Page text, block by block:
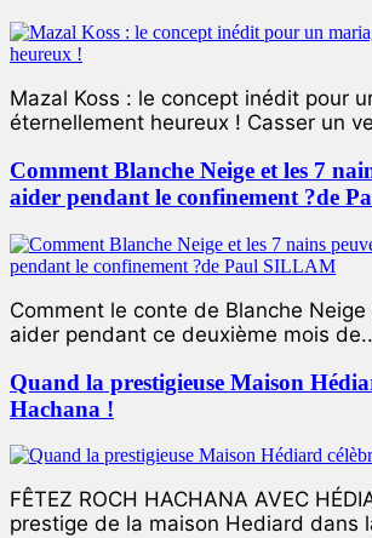
Mazal Koss : le concept inédit pour
éternellement heureux ! Casser un
Comment Blanche Neige et les 7
aider pendant le confinement ?de
Comment le conte de Blanche
aider pendant ce deuxième mois
Quand la prestigieuse Maison
Hachana !
FÊTEZ ROCH HACHANA AVEC
prestige de la maison Hediard dans